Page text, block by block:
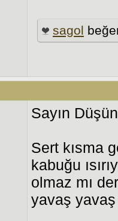
sagol
Sayın
Sert kısma
kabuğu
olmaz mı
yavaş yavaş